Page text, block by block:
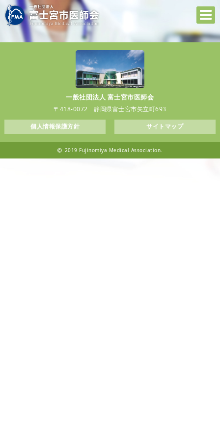
一般社団法人 富士宮市医師会
〒418-0072 静岡県富士宮市矢立町693
個人情報保護方針 サイトマップ
2019 Fujinomiya Medical Association.